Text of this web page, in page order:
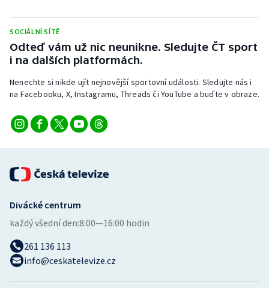
SOCIÁLNÍ SÍTĚ
Odteď vám už nic neunikne. Sledujte ČT sport
i na dalších platformách.
Nenechte si nikde ujít nejnovější sportovní události. Sledujte nás i
na Facebooku, X, Instagramu, Threads či YouTube a buďte v obraze.
Divácké centrum
každý všední den:8:00—16:00 hodin
261 136 113
info@ceskatelevize.cz